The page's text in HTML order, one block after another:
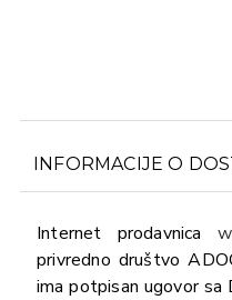
INFORMACIJE O
Internet prodavnica
privredno društvo
ima potpisan ugovor sa